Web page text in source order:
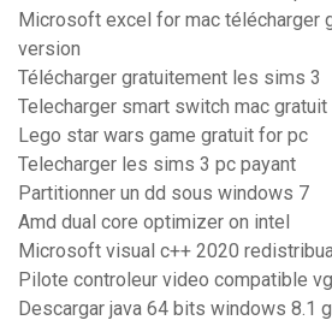
Microsoft excel for mac télécharger
version
Télécharger gratuitement les sims 3
Telecharger smart switch mac gratuit
Lego star wars game gratuit for pc
Telecharger les sims 3 pc payant
Partitionner un dd sous windows 7
Amd dual core optimizer on intel
Microsoft visual c++ 2020
Pilote controleur video compatible
Descargar java 64 bits windows 8.1